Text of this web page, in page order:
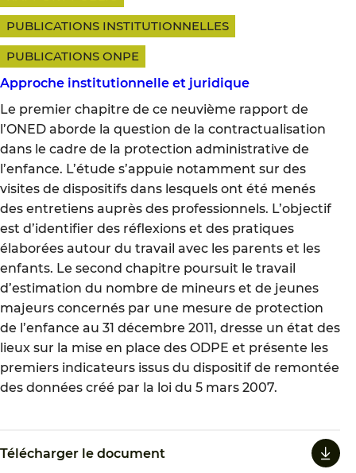
PUBLICATIONS INSTITUTIONNELLES
PUBLICATIONS ONPE
Approche institutionnelle et juridique
Le premier chapitre de ce neuvième rapport de
l’ONED aborde la question de la contractualisation
dans le cadre de la protection administrative de
l’enfance. L’étude s’appuie notamment sur des
visites de dispositifs dans lesquels ont été menés
des entretiens auprès des professionnels. L’objectif
est d’identifier des réflexions et des pratiques
élaborées autour du travail avec les parents et les
enfants. Le second chapitre poursuit le travail
d’estimation du nombre de mineurs et de jeunes
majeurs concernés par une mesure de protection
de l’enfance au 31 décembre 2011, dresse un état des
lieux sur la mise en place des ODPE et présente les
premiers indicateurs issus du dispositif de remontée
des données créé par la loi du 5 mars 2007.
Télécharger le document